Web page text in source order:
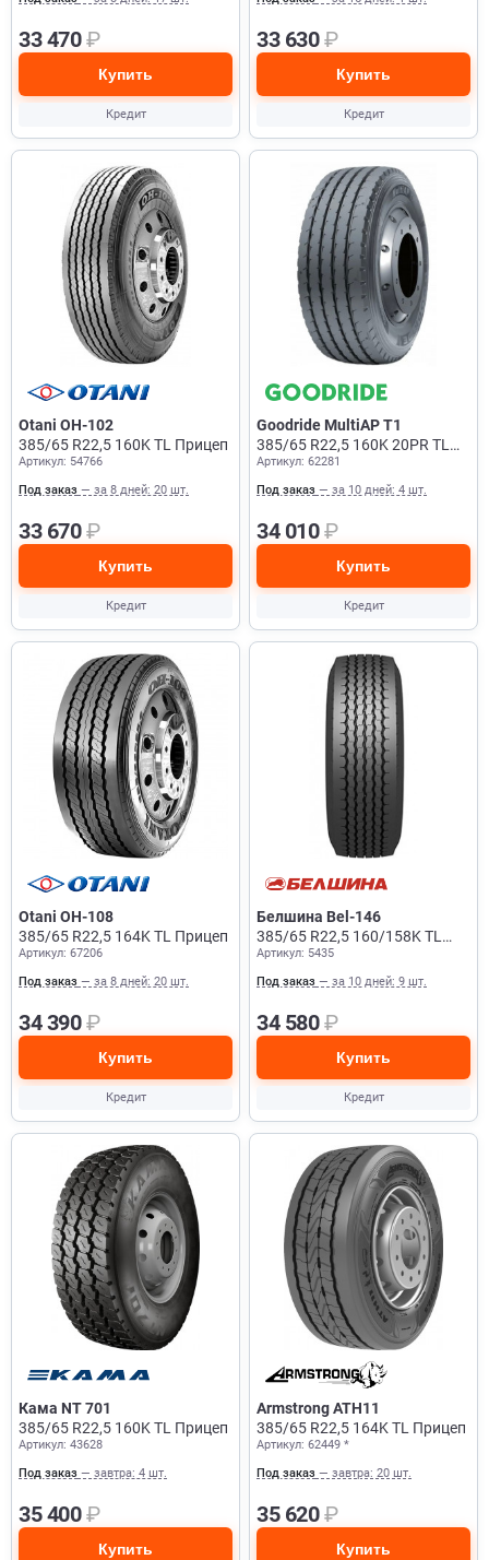
33 470₽
Купить
Кредит
33 630₽
Купить
Кредит
Otani OH-102
385/65 R22,5 160K TL Прицеп
Артикул: 54766
Под заказ — за 8 дней: 20 шт.
33 670₽
Купить
Кредит
Goodride MultiAP T1
385/65 R22,5 160K 20PR TL
Прицеп
Артикул: 62281
Под заказ — за 10 дней: 4 шт.
34 010₽
Купить
Кредит
Otani OH-108
385/65 R22,5 164K TL Прицеп
Артикул: 67206
Под заказ — за 8 дней: 20 шт.
34 390₽
Купить
Кредит
Белшина Bel-146
385/65 R22,5 160/158K TL
Прицеп
Артикул: 5435
Под заказ — за 10 дней: 9 шт.
34 580₽
Купить
Кредит
Кама NT 701
385/65 R22,5 160K TL Прицеп
Артикул: 43628
Под заказ — завтра: 4 шт.
35 400₽
Купить
Armstrong ATH11
385/65 R22,5 164K TL Прицеп
Артикул: 62449 *
Под заказ — завтра: 20 шт.
35 620₽
Купить